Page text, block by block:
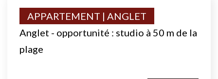
Anglet - opportunité : studio à 50 m de la
plage
APPARTEMENT | ANGLET